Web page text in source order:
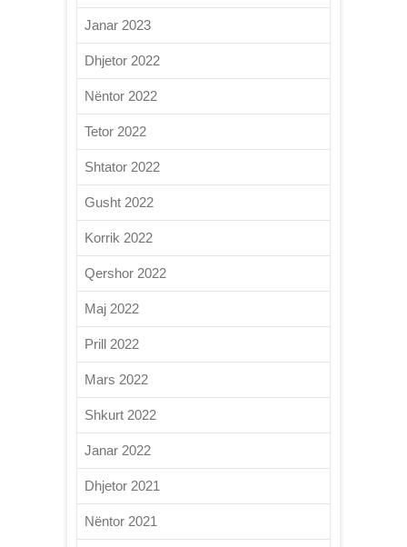
Janar 2023
Dhjetor 2022
Nëntor 2022
Tetor 2022
Shtator 2022
Gusht 2022
Korrik 2022
Qershor 2022
Maj 2022
Prill 2022
Mars 2022
Shkurt 2022
Janar 2022
Dhjetor 2021
Nëntor 2021